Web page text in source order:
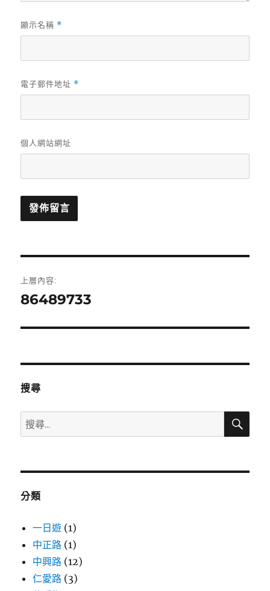
顯示名稱 *
電子郵件地址 *
個人網站網址
章
上層內容:
86489733
搜尋
搜
尋
鍵
搜
分類
一日遊 (1)
中正路 (1)
中興路 (12)
仁愛路 (3)